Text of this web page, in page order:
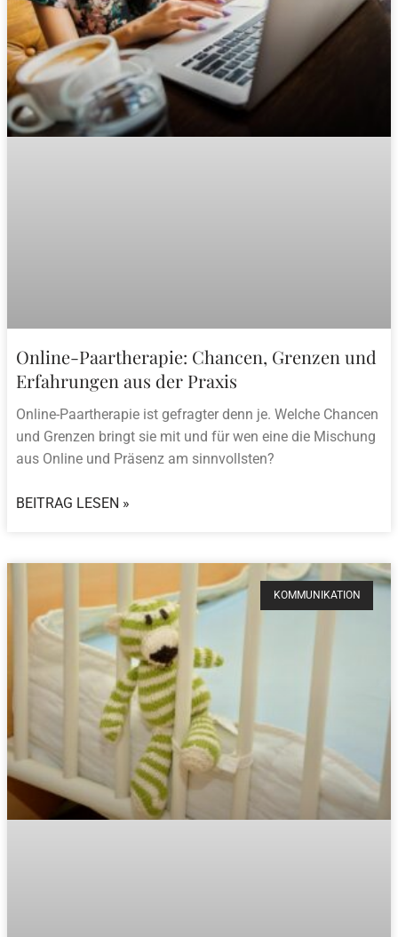
Online-Paartherapie: Chancen, Grenzen und
Erfahrungen aus der Praxis
Online-Paartherapie ist gefragter denn je. Welche Chancen
und Grenzen bringt sie mit und für wen eine die Mischung
aus Online und Präsenz am sinnvollsten?
BEITRAG LESEN »
KOMMUNIKATION